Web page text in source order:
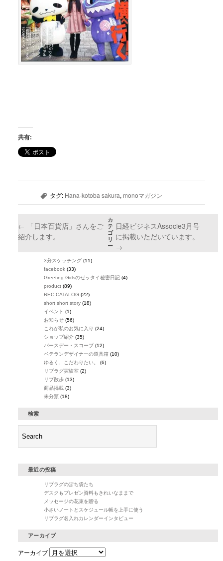
共有:
, タグ: Hana-kotoba sakura, monoマガジン
← 「日本百貨店」さんをご
紹介します。
日経ビジネスAssocie3月号
に掲載いただいています。
→
カ
テ
ゴ
リ
ー
3分スケッチング (11)
facebook (33)
Greeting Girlsのゼッタイ秘密日記 (4)
product (89)
REC CATALOG (22)
short short story (18)
イベント (1)
お知らせ (56)
これが私のお気に入り (24)
ショップ紹介 (35)
バースデー・スコープ(12)
ベテランデザイナーの道具箱 (10)
ゆるく、こだわりたい。
(6)
リプラグ実験室 (2)
リプ散歩 (13)
商品掲載 (3)
未分類 (18)
検索
最近の投稿
リプラグのぽち袋たち
デスクもプレゼン資料もきれいなままで
メッセージの花束を贈る
小さいノートとスケジュール帳を上手に使う
リプラグ名入れカレンダーインタビュー
アーカイブ
アーカイブ